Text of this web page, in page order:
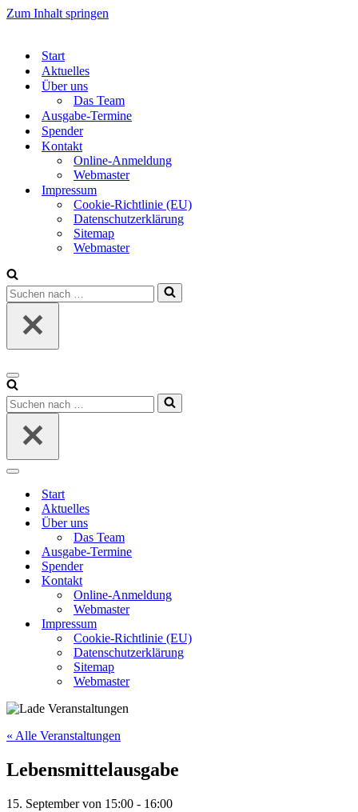
Zum Inhalt springen
Start
Aktuelles
Über uns
Das Team
Ausgabe-Termine
Spender
Kontakt
Online-Anmeldung
Webmaster
Impressum
Cookie-Richtlinie (EU)
Datenschutzerklärung
Sitemap
Webmaster
Suchen
nach …
Navigationsmenü
Suchen
nach …
Navigationsmenü
Start
Aktuelles
Über uns
Das Team
Ausgabe-Termine
Spender
Kontakt
Online-Anmeldung
Webmaster
Impressum
Cookie-Richtlinie (EU)
Datenschutzerklärung
Sitemap
Webmaster
« Alle Veranstaltungen
Lebensmittelausgabe
15. September von 15:00 - 16:00